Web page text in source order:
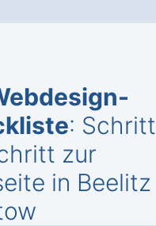
: Schritt
zur
in Beelitz